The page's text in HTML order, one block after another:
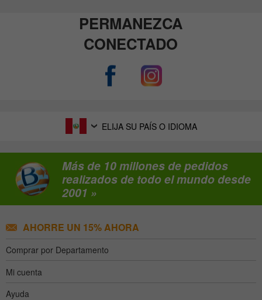
PERMANEZCA
CONECTADO
ELIJA SU PAÍS O IDIOMA
Más de 10 millones de pedidos
realizados de todo el mundo desde
2001 »
AHORRE UN 15% AHORA
Comprar por Departamento
Mi cuenta
Ayuda